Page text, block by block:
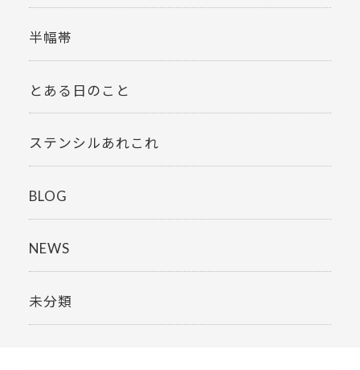
半幅帯
とある日のこと
ステンシルあれこれ
BLOG
NEWS
未分類